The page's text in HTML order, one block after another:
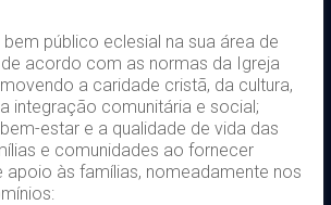
público eclesial na sua área de
acordo com as normas da Igreja
a caridade cristã, da cultura,
integração comunitária e social;
estar e a qualidade de vida das
e comunidades ao fornecer
apoio às famílias, nomeadamente nos